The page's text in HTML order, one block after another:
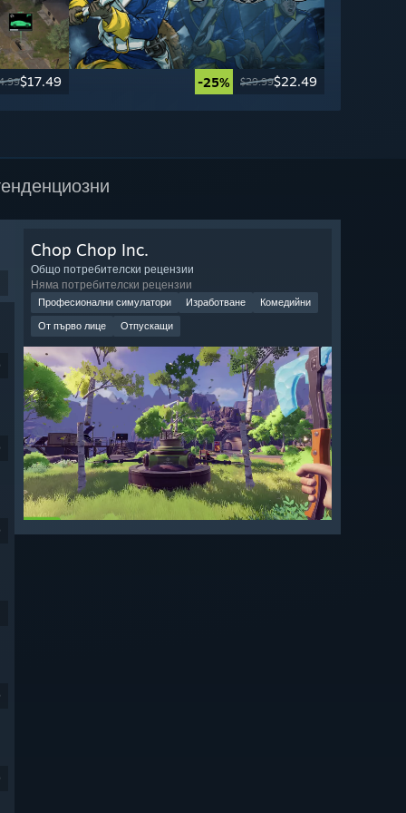
$17.49 -25% $29.99$22.49
Chop Chop Inc.
Общо потребителски рецензии
Няма потребителски рецензии
Професионални симулатори Изработване
Комедийни
От първо лице
Отпускащи